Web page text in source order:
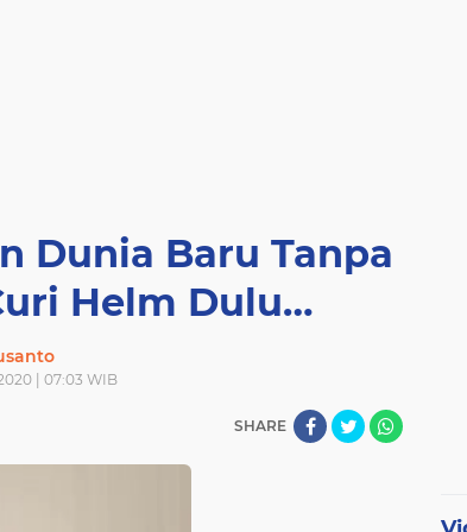
Dunia Baru Tanpa
Helm Dulu…
| 07:03 WIB
SHARE